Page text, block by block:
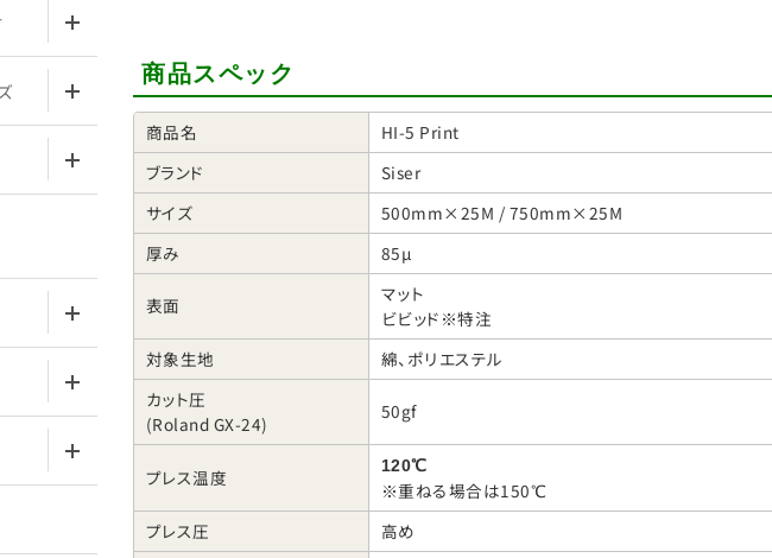
商品スペック
商品名
HI-5 Print
ブランド
Siser
サイズ
500mm×25M / 750mm×25M
厚み
85µ
表面
マット
ビビッド※特注
対象生地
綿、ポリエステル
カット圧
(Roland GX-24)
50gf
プレス温度 120℃
※重ねる場合は150℃
プレス圧
高め